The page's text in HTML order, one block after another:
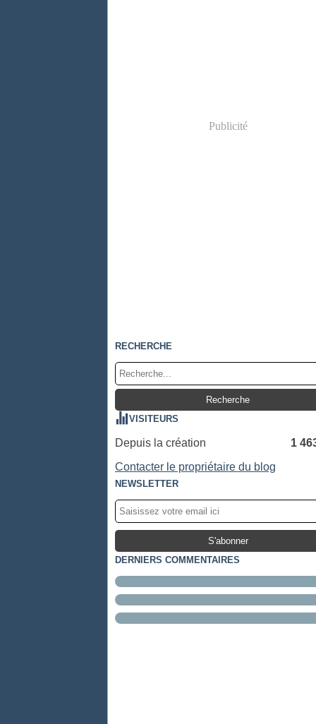
Publicité
RECHERCHE
VISITEURS
Depuis la création
1
Contacter le propriétaire du blog
NEWSLETTER
DERNIERS COMMENTAIRES